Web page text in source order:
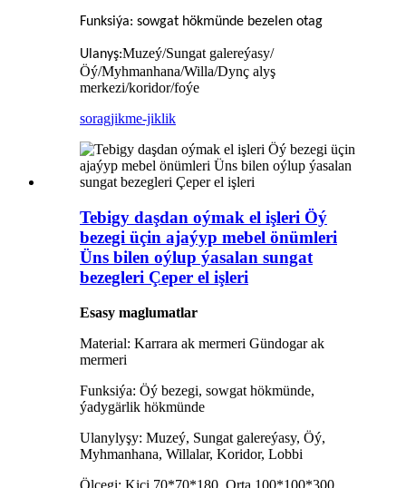
Funksiýa: sowgat hökmünde bezelen otag
Ulanyş:Muzeý/Sungat galereýasy/
Öý/Myhmanhana/Willa/Dynç alyş
merkezi/koridor/foýe
soragjikme-jiklik
Tebigy daşdan oýmak el işleri Öý
bezegi üçin ajaýyp mebel önümleri
Üns bilen oýlup ýasalan sungat
bezegleri Çeper el işleri
Esasy maglumatlar
Material: Karrara ak mermeri Gündogar ak
mermeri
Funksiýa: Öý bezegi, sowgat hökmünde,
ýadygärlik hökmünde
Ulanylyşy: Muzeý, Sungat galereýasy, Öý,
Myhmanhana, Willalar, Koridor, Lobbi
Ölçegi: Kiçi 70*70*180, Orta 100*100*300,